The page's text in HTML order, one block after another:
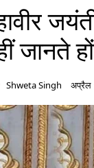
जानते
Shweta Singh अप्रैल